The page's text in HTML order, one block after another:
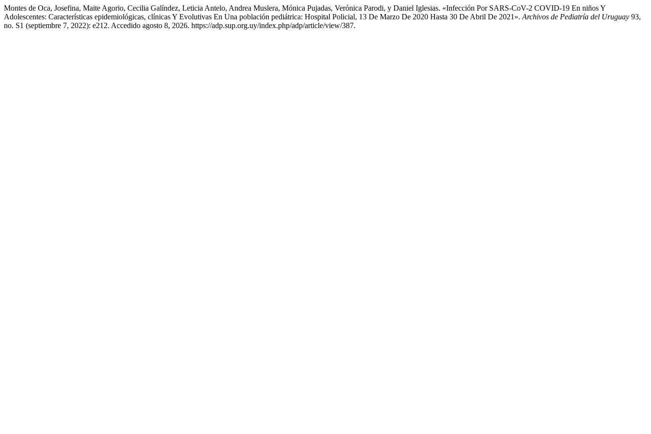
Montes de Oca, Josefina, Maite Agorio, Cecilia Galíndez, Leticia Antelo, Andrea Muslera, Mónica Pujadas, Verónica Parodi, y Daniel Iglesias. «Infección Por SARS-CoV-2 COVID-19 En niños Y
Adolescentes: Características epidemiológicas, clínicas Y Evolutivas En Una población pediátrica: Hospital Policial, 13 De Marzo De 2020 Hasta 30 De Abril De 2021». Archivos de Pediatría del Uruguay 93,
no. S1 (septiembre 7, 2022): e212. Accedido agosto 8, 2026. https://adp.sup.org.uy/index.php/adp/article/view/387.